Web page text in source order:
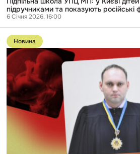
фільми
підручниками та показують російські
6 Січня 2026, 16:00
Перейти
до
публікації
Суддя
Дніпра
прирівняв
ембріони
жінки
до
майна.
судовому
реєстрі
нарешті
Новина